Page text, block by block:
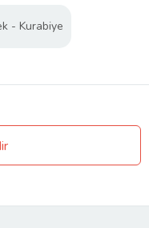
- Kurabiye